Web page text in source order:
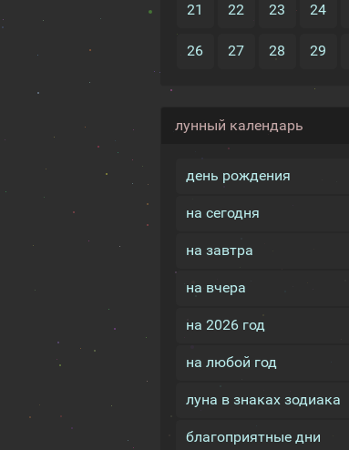
21 22 23 24
26 27 28 29
лунный календарь
день рождения
на сегодня
на завтра
на вчера
на 2026 год
на любой год
луна в знаках зодиака
благоприятные дни